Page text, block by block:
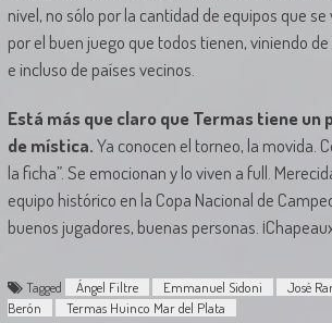
nivel, no sólo por la cantidad de equipos que
por el buen juego que todos tienen, viniendo
e incluso de países vecinos.
Está más que claro que Termas tiene un
de mística.Ya conocen el torneo, la movida.
la ficha”. Se emocionan y lo viven a full.
equipo histórico en la Copa Nacional de
buenos jugadores, buenas personas.
Tagged Ángel Filtre Emmanuel Sidoni José
Berón
Termas Huinco Mar del Plata